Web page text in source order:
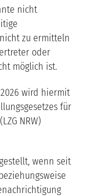
nicht
zu ermitteln
oder
möglich ist.
wird hiermit
für
NRW)
wenn seit